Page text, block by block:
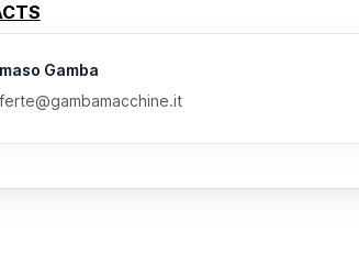
Gamba